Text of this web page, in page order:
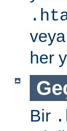
veya
her
Bir